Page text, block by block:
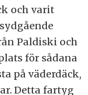
och varit
Paldiski och
för sådana
på väderdäck,
Detta fartyg